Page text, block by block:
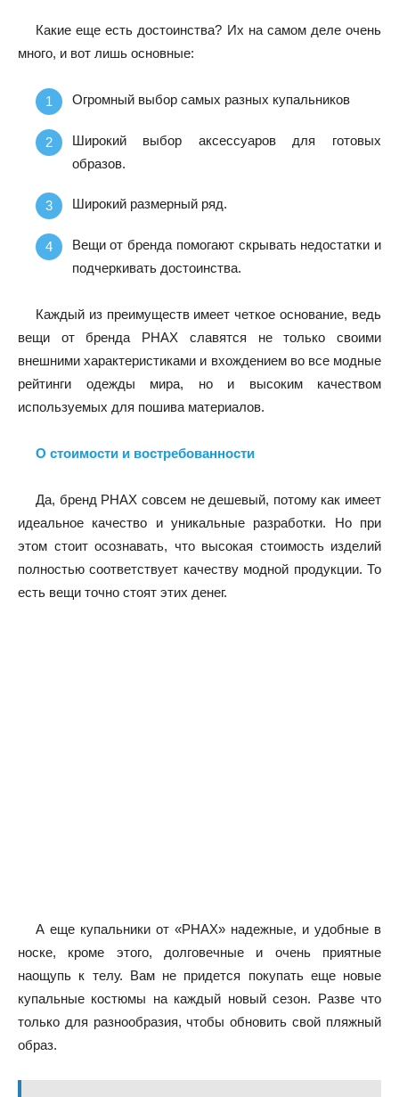
Какие еще есть достоинства? Их на самом деле очень
много, и вот лишь основные:
Огромный выбор самых разных купальников
Широкий выбор аксессуаров для готовых
образов.
Широкий размерный ряд.
Вещи от бренда помогают скрывать недостатки и
подчеркивать достоинства.
Каждый из преимуществ имеет четкое основание, ведь
вещи от бренда PHAX славятся не только своими
внешними характеристиками и вхождением во все модные
рейтинги одежды мира, но и высоким качеством
используемых для пошива материалов.
О стоимости и востребованности
Да, бренд PHAX совсем не дешевый, потому как имеет
идеальное качество и уникальные разработки. Но при
этом стоит осознавать, что высокая стоимость изделий
полностью соответствует качеству модной продукции. То
есть вещи точно стоят этих денег.
А еще купальники от «PHAX» надежные, и удобные в
носке, кроме этого, долговечные и очень приятные
наощупь к телу. Вам не придется покупать еще новые
купальные костюмы на каждый новый сезон. Разве что
только для разнообразия, чтобы обновить свой пляжный
образ.